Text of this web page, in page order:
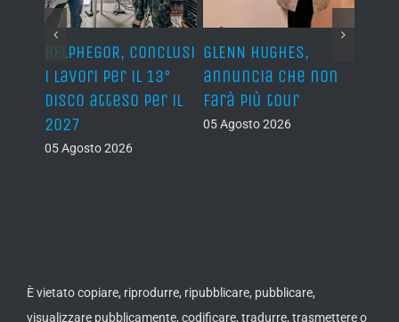
BELPHEGOR, conclusi
i lavori per il 13°
disco atteso per il
2027
05 Agosto 2026
GLENN HUGHES,
annuncia che non
farà più tour
05 Agosto 2026
È vietato copiare, riprodurre, ripubblicare, pubblicare,
visualizzare pubblicamente, codificare, tradurre, trasmettere o